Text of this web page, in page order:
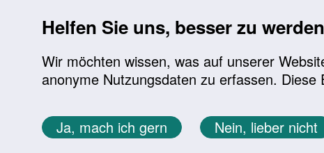
Helfen Sie uns, besser zu werden
Wir möchten wissen, was auf unserer
anonyme Nutzungsdaten zu erfassen. Diese
Ja, mach ich gern Nein, lieber nicht
Sie befinden sich hier:
Startseite Aktuelles Aktuelle Meldungen